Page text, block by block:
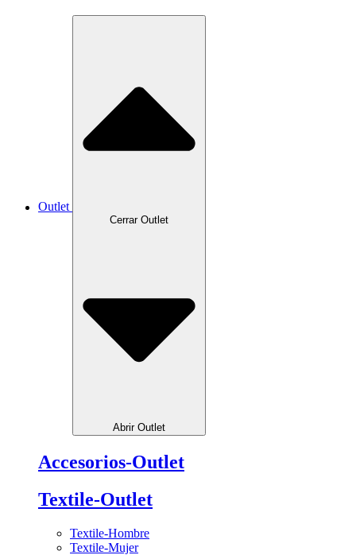
Outlet
Cerrar Outlet
Abrir Outlet
Accesorios-Outlet
Textile-Outlet
Textile-Hombre
Textile-Mujer